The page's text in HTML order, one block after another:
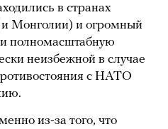
в странах
и Монголии) и огромный
полномасштабную
неизбежной в случае
с НАТО
из-за того, что